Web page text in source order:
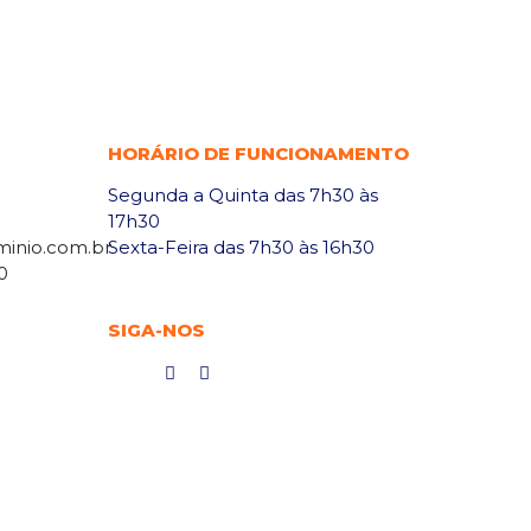
HORÁRIO DE FUNCIONAMENTO
Segunda a Quinta das 7h30 às
17h30
Sexta-Feira das 7h30 às 16h30
SIGA-NOS